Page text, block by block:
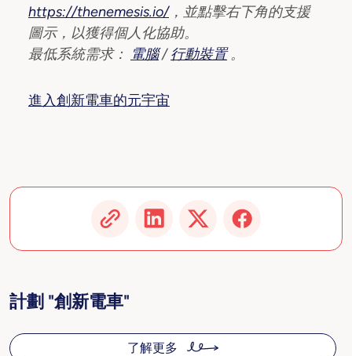
https://thenemesis.io/，並點擊右下角的支援
圖示，以獲得個人化協助。
最低系統需求：
電腦/行動裝置。
進入創新電車的元宇宙
計劃 "創新電車"
了解更多